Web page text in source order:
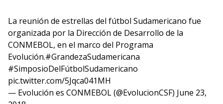
La reunión de estrellas del fútbol Sudamericano fue
organizada por la Dirección de Desarrollo de la
CONMEBOL, en el marco del Programa
Evolución.#GrandezaSudamericana
#SimposioDelFútbolSudamericano
pic.twitter.com/5Jqca041MH
— Evolución es CONMEBOL (@EvolucionCSF) June 23,